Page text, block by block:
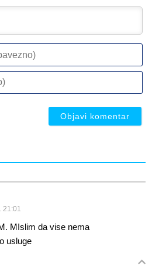
21:01
MIslim da vise nema
usluge